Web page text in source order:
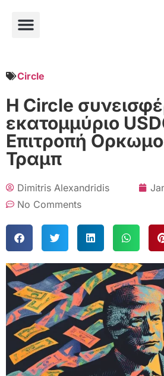
Circle
Η Circle
εκατομμύριο
Επιτροπή
Τραμπ
Dimitris Alexandridis
No Comments